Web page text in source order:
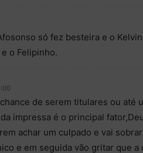
só fez besteira e o
o Felipinho.
de serem titulares ou até
impressa é o principal
achar um culpado e vai
e em seguida vão gritar que a